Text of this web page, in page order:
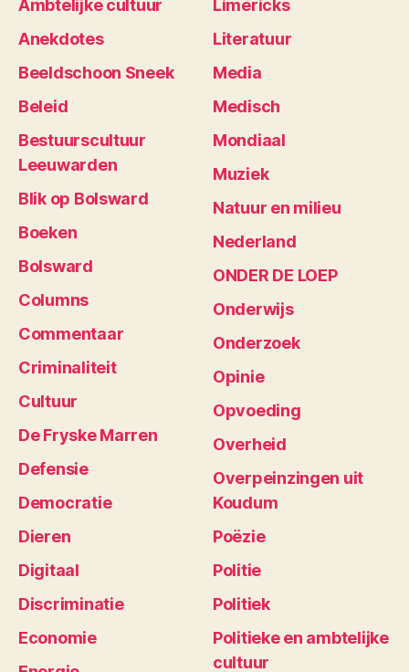
Ambtelijke cultuur
Anekdotes
Beeldschoon Sneek
Beleid
Bestuurscultuur
Leeuwarden
Blik op Bolsward
Boeken
Bolsward
Columns
Commentaar
Criminaliteit
Cultuur
De Fryske Marren
Defensie
Democratie
Dieren
Digitaal
Discriminatie
Economie
Limericks
Literatuur
Media
Medisch
Mondiaal
Muziek
Natuur en milieu
Nederland
ONDER DE LOEP
Onderwijs
Onderzoek
Opinie
Opvoeding
Overheid
Overpeinzingen uit
Koudum
Poëzie
Politie
Politiek
Politieke en ambtelijke
cultuur